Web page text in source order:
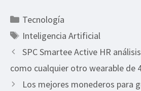
Categorías
Tecnología
Etiquetas
Inteligencia Artificial
SPC Smartee Active HR
como cualquier otro wearable de
Los mejores monederos para